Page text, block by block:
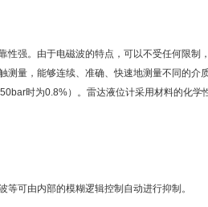
强。由于电磁波的特点，可以不受任何限制
量，能够连续、准确、快速地测量不同的介
时为0.8%）。雷达液位计采用材料的化学
可由内部的模糊逻辑控制自动进行抑制。